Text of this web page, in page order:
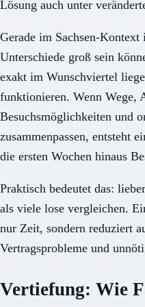
Lösung auch unter
Gerade im Sachsen-
Unterschiede groß sein
exakt im Wunschviertel
funktionieren. Wenn Wege,
Besuchsmöglichkeiten und
zusammenpassen, entsteht
die ersten Wochen hinaus
Praktisch bedeutet das:
als viele lose vergleichen.
nur Zeit, sondern reduziert
Vertragsprobleme und
Vertiefung: Wie